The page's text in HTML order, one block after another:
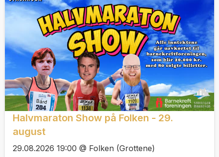
Halvmaraton Show på Folken - 29.
august
29.08.2026 19:00 @ Folken (Grottene)